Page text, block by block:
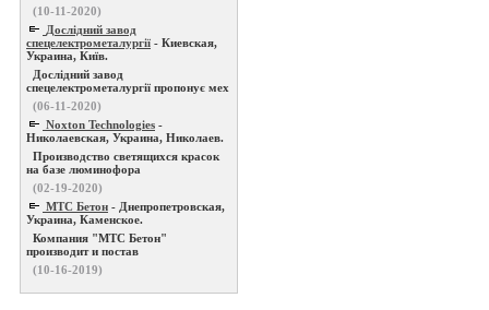
(10-11-2020)
Дослідний завод
спецелектрометалургії - Киевская,
Украина, Київ.
Дослідний завод
спецелектрометалургії пропонує мех
(06-11-2020)
Noxton Technologies -
Николаевская, Украина, Николаев.
Производство светящихся красок
на базе люминофора
(02-19-2020)
МТС Бетон - Днепропетровская,
Украина, Каменское.
Компания "МТС Бетон"
производит и постав
(10-16-2019)